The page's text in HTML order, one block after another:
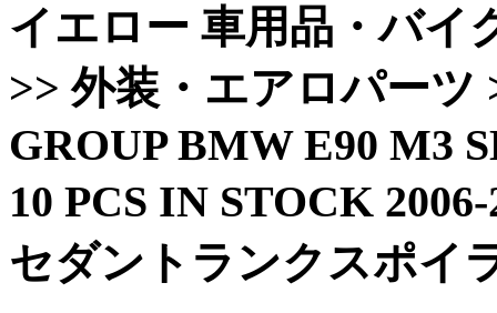
イエロー 車用品・バイ
>> 外装・エアロパー
GROUP BMW E90 M3
10 PCS IN STOCK
セダントランクスポイ